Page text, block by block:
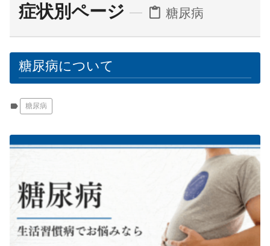
症状別ページ content_paste 糖尿病
糖尿病について
label 糖尿病